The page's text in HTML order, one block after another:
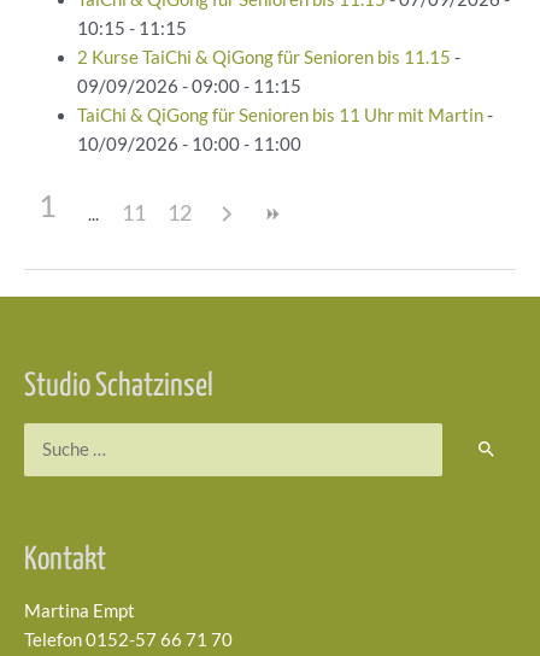
10:15 - 11:15
2 Kurse TaiChi & QiGong für Senioren bis 11.15 -
09/09/2026 - 09:00 - 11:15
TaiChi & QiGong für Senioren bis 11 Uhr mit Martin-
10/09/2026 - 10:00 - 11:00
1 11 12
Studio Schatzinsel
Kontakt
Martina Empt
Telefon 0152-57 66 71 70